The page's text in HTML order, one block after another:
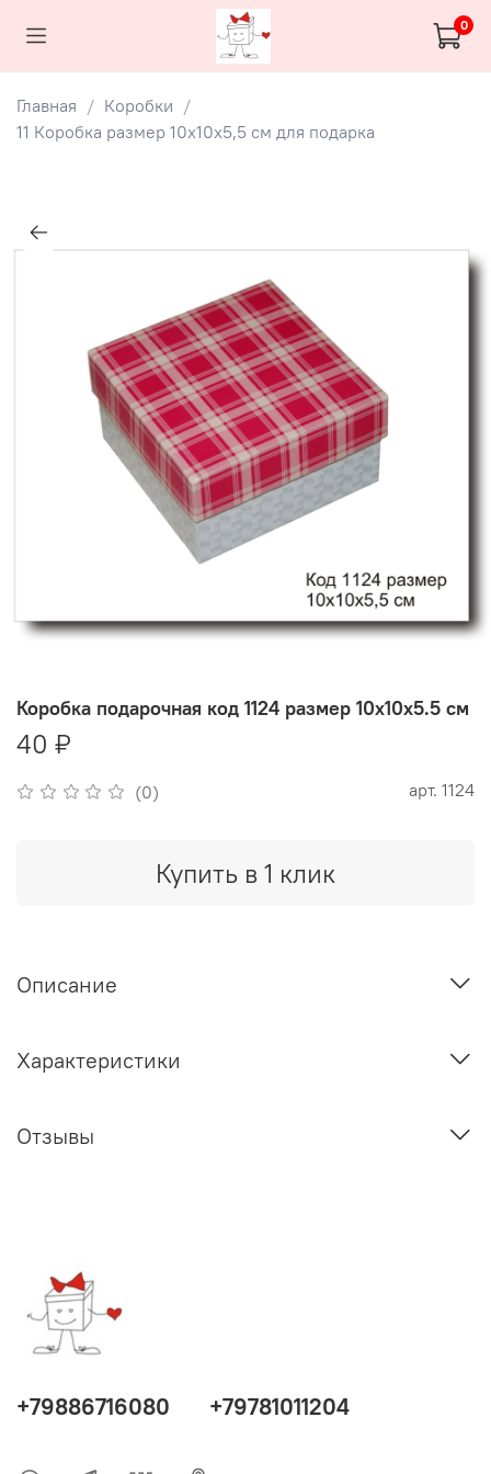
0
Главная
Коробки
11 Коробка размер 10х10х5,5 см для подарка
(0) арт. 1124
Коробка подарочная код 1124 размер 10х10х5.5 см
40 ₽
Купить в 1 клик
Описание
Характеристики
Отзывы
+79886716080 +79781011204